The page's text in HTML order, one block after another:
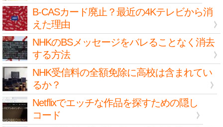
B-CASカード廃止？最近の4Kテレビから消
えた理由
NHKのBSメッセージをバレることなく消去
する方法
NHK受信料の全額免除に高校は含まれてい
るか？
Netflixでエッチな作品を探すための隠し
コード